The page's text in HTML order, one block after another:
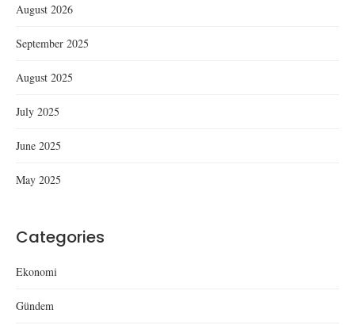
August 2026
September 2025
August 2025
July 2025
June 2025
May 2025
Categories
Ekonomi
Gündem